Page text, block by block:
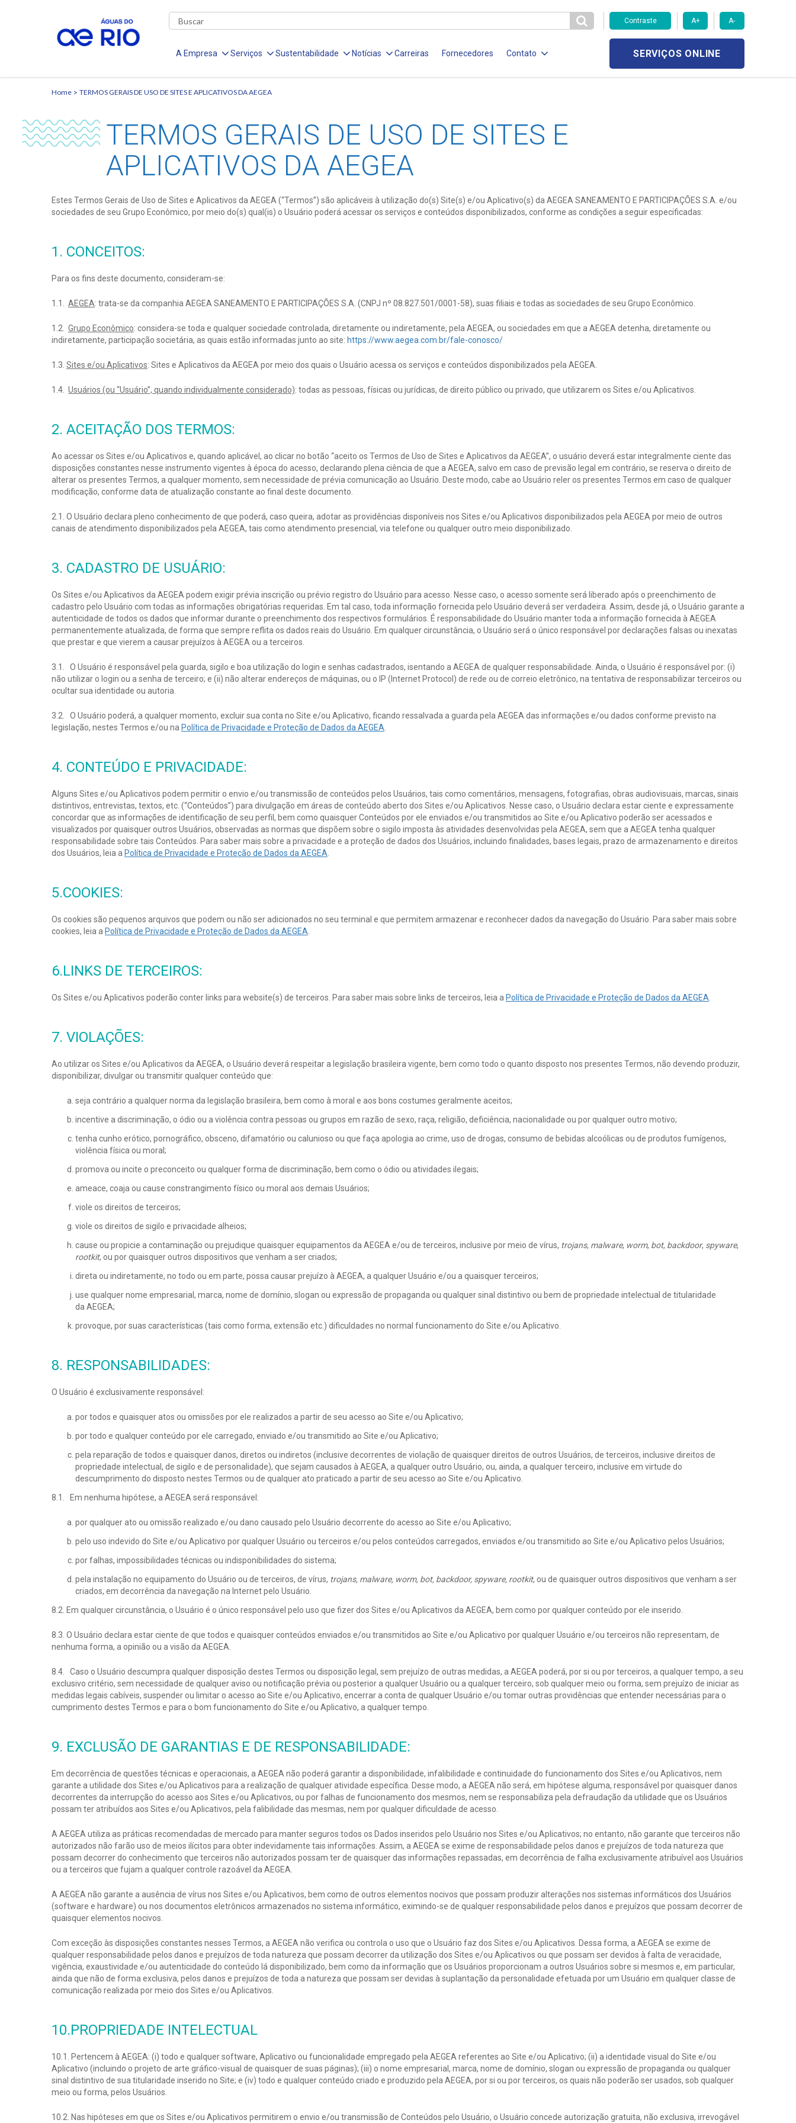
Contraste A+ A-
A Empresa Serviços Sustentabilidade Notícias Carreiras Fornecedores Contato SERVIÇOS ONLINE
Home TERMOS GERAIS DE USO DE SITES E APLICATIVOS DA AEGEA
TERMOS GERAIS DE USO DE SITES E
APLICATIVOS DA AEGEA
Estes Termos Gerais de Uso de Sites e Aplicativos da AEGEA (“Termos”) são aplicáveis à utilização do(s) Site(s) e/ou Aplicativo(s) da AEGEA SANEAMENTO E PARTICIPAÇÕES S.A. e/ou
sociedades de seu Grupo Econômico, por meio do(s) qual(is) o Usuário poderá acessar os serviços e conteúdos disponibilizados, conforme as condições a seguir especificadas:
1. CONCEITOS:
Para os fins deste documento, consideram-se:
1.1. AEGEA: trata-se da companhia AEGEA SANEAMENTO E PARTICIPAÇÕES S.A. (CNPJ nº 08.827.501/0001-58), suas filiais e todas as sociedades de seu Grupo Econômico.
1.2. Grupo Econômico: considera-se toda e qualquer sociedade controlada, diretamente ou indiretamente, pela AEGEA, ou sociedades em que a AEGEA detenha, diretamente ou
indiretamente, participação societária, as quais estão informadas junto ao site: https://www.aegea.com.br/fale-conosco/
1.3. Sites e/ou Aplicativos: Sites e Aplicativos da AEGEA por meio dos quais o Usuário acessa os serviços e conteúdos disponibilizados pela AEGEA.
1.4. Usuários (ou “Usuário”, quando individualmente considerado): todas as pessoas, físicas ou jurídicas, de direito público ou privado, que utilizarem os Sites e/ou Aplicativos.
2. ACEITAÇÃO DOS TERMOS:
Ao acessar os Sites e/ou Aplicativos e, quando aplicável, ao clicar no botão “aceito os Termos de Uso de Sites e Aplicativos da AEGEA”, o usuário deverá estar integralmente ciente das
disposições constantes nesse instrumento vigentes à época do acesso, declarando plena ciência de que a AEGEA, salvo em caso de previsão legal em contrário, se reserva o direito de
alterar os presentes Termos, a qualquer momento, sem necessidade de prévia comunicação ao Usuário. Deste modo, cabe ao Usuário reler os presentes Termos em caso de qualquer
modificação, conforme data de atualização constante ao final deste documento.
2.1. O Usuário declara pleno conhecimento de que poderá, caso queira, adotar as providências disponíveis nos Sites e/ou Aplicativos disponibilizados pela AEGEA por meio de outros
canais de atendimento disponibilizados pela AEGEA, tais como atendimento presencial, via telefone ou qualquer outro meio disponibilizado.
3. CADASTRO DE USUÁRIO:
Os Sites e/ou Aplicativos da AEGEA podem exigir prévia inscrição ou prévio registro do Usuário para acesso. Nesse caso, o acesso somente será liberado após o preenchimento de
cadastro pelo Usuário com todas as informações obrigatórias requeridas. Em tal caso, toda informação fornecida pelo Usuário deverá ser verdadeira. Assim, desde já, o Usuário garante a
autenticidade de todos os dados que informar durante o preenchimento dos respectivos formulários. É responsabilidade do Usuário manter toda a informação fornecida à AEGEA
permanentemente atualizada, de forma que sempre reflita os dados reais do Usuário. Em qualquer circunstância, o Usuário será o único responsável por declarações falsas ou inexatas
que prestar e que vierem a causar prejuízos à AEGEA ou a terceiros.
3.1. O Usuário é responsável pela guarda, sigilo e boa utilização do login e senhas cadastrados, isentando a AEGEA de qualquer responsabilidade. Ainda, o Usuário é responsável por: (i)
não utilizar o login ou a senha de terceiro; e (ii) não alterar endereços de máquinas, ou o IP (Internet Protocol) de rede ou de correio eletrônico, na tentativa de responsabilizar terceiros ou
ocultar sua identidade ou autoria.
3.2. O Usuário poderá, a qualquer momento, excluir sua conta no Site e/ou Aplicativo, ficando ressalvada a guarda pela AEGEA das informações e/ou dados conforme previsto na
legislação, nestes Termos e/ou na Política de Privacidade e Proteção de Dados da AEGEA
4. CONTEÚDO E PRIVACIDADE:
Alguns Sites e/ou Aplicativos podem permitir o envio e/ou transmissão de conteúdos pelos Usuários, tais como comentários, mensagens, fotografias, obras audiovisuais, marcas, sinais
distintivos, entrevistas, textos, etc. (“Conteúdos”) para divulgação em áreas de conteúdo aberto dos Sites e/ou Aplicativos. Nesse caso, o Usuário declara estar ciente e expressamente
concordar que as informações de identificação de seu perfil, bem como quaisquer Conteúdos por ele enviados e/ou transmitidos ao Site e/ou Aplicativo poderão ser acessados e
visualizados por quaisquer outros Usuários, observadas as normas que dispõem sobre o sigilo imposta às atividades desenvolvidas pela AEGEA, sem que a AEGEA tenha qualquer
responsabilidade sobre tais Conteúdos. Para saber mais sobre a privacidade e a proteção de dados dos Usuários, incluindo finalidades, bases legais, prazo de armazenamento e direitos
dos Usuários, leia a Política de Privacidade e Proteção de Dados da AEGEA
5.COOKIES:
Os cookies são pequenos arquivos que podem ou não ser adicionados no seu terminal e que permitem armazenar e reconhecer dados da navegação do Usuário. Para saber mais sobre
cookies, leia a Política de Privacidade e Proteção de Dados da AEGEA
6.LINKS DE TERCEIROS:
Os Sites e/ou Aplicativos poderão conter links para website(s) de terceiros. Para saber mais sobre links de terceiros, leia a Política de Privacidade e Proteção de Dados da AEGEA
7. VIOLAÇÕES:
Ao utilizar os Sites e/ou Aplicativos da AEGEA, o Usuário deverá respeitar a legislação brasileira vigente, bem como todo o quanto disposto nos presentes Termos, não devendo produzir,
disponibilizar, divulgar ou transmitir qualquer conteúdo que:
seja contrário a qualquer norma da legislação brasileira, bem como à moral e aos bons costumes geralmente aceitos;
incentive a discriminação, o ódio ou a violência contra pessoas ou grupos em razão de sexo, raça, religião, deficiência, nacionalidade ou por qualquer outro motivo;
tenha cunho erótico, pornográfico, obsceno, difamatório ou calunioso ou que faça apologia ao crime, uso de drogas, consumo de bebidas alcoólicas ou de produtos fumígenos,
violência física ou moral;
promova ou incite o preconceito ou qualquer forma de discriminação, bem como o ódio ou atividades ilegais;
ameace, coaja ou cause constrangimento físico ou moral aos demais Usuários;
viole os direitos de terceiros;
viole os direitos de sigilo e privacidade alheios;
cause ou propicie a contaminação ou prejudique quaisquer equipamentos da AEGEA e/ou de terceiros, inclusive por meio de vírus, trojans, malware, worm, bot, backdoor, spyware,
rootkit, ou por quaisquer outros dispositivos que venham a ser criados;
direta ou indiretamente, no todo ou em parte, possa causar prejuízo à AEGEA, a qualquer Usuário e/ou a quaisquer terceiros;
use qualquer nome empresarial, marca, nome de domínio, slogan ou expressão de propaganda ou qualquer sinal distintivo ou bem de propriedade intelectual de titularidade
da AEGEA;
provoque, por suas características (tais como forma, extensão etc.) dificuldades no normal funcionamento do Site e/ou Aplicativo.
8. RESPONSABILIDADES:
O Usuário é exclusivamente responsável:
por todos e quaisquer atos ou omissões por ele realizados a partir de seu acesso ao Site e/ou Aplicativo;
por todo e qualquer conteúdo por ele carregado, enviado e/ou transmitido ao Site e/ou Aplicativo;
pela reparação de todos e quaisquer danos, diretos ou indiretos (inclusive decorrentes de violação de quaisquer direitos de outros Usuários, de terceiros, inclusive direitos de
propriedade intelectual, de sigilo e de personalidade), que sejam causados à AEGEA, a qualquer outro Usuário, ou, ainda, a qualquer terceiro, inclusive em virtude do
descumprimento do disposto nestes Termos ou de qualquer ato praticado a partir de seu acesso ao Site e/ou Aplicativo.
8.1. Em nenhuma hipótese, a AEGEA será responsável:
por qualquer ato ou omissão realizado e/ou dano causado pelo Usuário decorrente do acesso ao Site e/ou Aplicativo;
pelo uso indevido do Site e/ou Aplicativo por qualquer Usuário ou terceiros e/ou pelos conteúdos carregados, enviados e/ou transmitido ao Site e/ou Aplicativo pelos Usuários;
por falhas, impossibilidades técnicas ou indisponibilidades do sistema;
pela instalação no equipamento do Usuário ou de terceiros, de vírus, trojans, malware, worm, bot, backdoor, spyware, rootkit, ou de quaisquer outros dispositivos que venham a ser
criados, em decorrência da navegação na Internet pelo Usuário.
8.2. Em qualquer circunstância, o Usuário é o único responsável pelo uso que fizer dos Sites e/ou Aplicativos da AEGEA, bem como por qualquer conteúdo por ele inserido.
8.3. O Usuário declara estar ciente de que todos e quaisquer conteúdos enviados e/ou transmitidos ao Site e/ou Aplicativo por qualquer Usuário e/ou terceiros não representam, de
nenhuma forma, a opinião ou a visão da AEGEA.
8.4. Caso o Usuário descumpra qualquer disposição destes Termos ou disposição legal, sem prejuízo de outras medidas, a AEGEA poderá, por si ou por terceiros, a qualquer tempo, a seu
exclusivo critério, sem necessidade de qualquer aviso ou notificação prévia ou posterior a qualquer Usuário ou a qualquer terceiro, sob qualquer meio ou forma, sem prejuízo de iniciar as
medidas legais cabíveis, suspender ou limitar o acesso ao Site e/ou Aplicativo, encerrar a conta de qualquer Usuário e/ou tomar outras providências que entender necessárias para o
cumprimento destes Termos e para o bom funcionamento do Site e/ou Aplicativo, a qualquer tempo.
9. EXCLUSÃO DE GARANTIAS E DE RESPONSABILIDADE:
Em decorrência de questões técnicas e operacionais, a AEGEA não poderá garantir a disponibilidade, infalibilidade e continuidade do funcionamento dos Sites e/ou Aplicativos, nem
garante a utilidade dos Sites e/ou Aplicativos para a realização de qualquer atividade específica. Desse modo, a AEGEA não será, em hipótese alguma, responsável por quaisquer danos
decorrentes da interrupção do acesso aos Sites e/ou Aplicativos, ou por falhas de funcionamento dos mesmos, nem se responsabiliza pela defraudação da utilidade que os Usuários
possam ter atribuídos aos Sites e/ou Aplicativos, pela falibilidade das mesmas, nem por qualquer dificuldade de acesso.
A AEGEA utiliza as práticas recomendadas de mercado para manter seguros todos os Dados inseridos pelo Usuário nos Sites e/ou Aplicativos; no entanto, não garante que terceiros não
autorizados não farão uso de meios ilícitos para obter indevidamente tais informações. Assim, a AEGEA se exime de responsabilidade pelos danos e prejuízos de toda natureza que
possam decorrer do conhecimento que terceiros não autorizados possam ter de quaisquer das informações repassadas, em decorrência de falha exclusivamente atribuível aos Usuários
ou a terceiros que fujam a qualquer controle razoável da AEGEA.
A AEGEA não garante a ausência de vírus nos Sites e/ou Aplicativos, bem como de outros elementos nocivos que possam produzir alterações nos sistemas informáticos dos Usuários
(software e hardware) ou nos documentos eletrônicos armazenados no sistema informático, eximindo-se de qualquer responsabilidade pelos danos e prejuízos que possam decorrer de
quaisquer elementos nocivos.
Com exceção às disposições constantes nesses Termos, a AEGEA não verifica ou controla o uso que o Usuário faz dos Sites e/ou Aplicativos. Dessa forma, a AEGEA se exime de
qualquer responsabilidade pelos danos e prejuízos de toda natureza que possam decorrer da utilização dos Sites e/ou Aplicativos ou que possam ser devidos à falta de veracidade,
vigência, exaustividade e/ou autenticidade do conteúdo lá disponibilizado, bem como da informação que os Usuários proporcionam a outros Usuários sobre si mesmos e, em particular,
ainda que não de forma exclusiva, pelos danos e prejuízos de toda a natureza que possam ser devidas à suplantação da personalidade efetuada por um Usuário em qualquer classe de
comunicação realizada por meio dos Sites e/ou Aplicativos.
10.PROPRIEDADE INTELECTUAL
10.1. Pertencem à AEGEA: (i) todo e qualquer software, Aplicativo ou funcionalidade empregado pela AEGEA referentes ao Site e/ou Aplicativo; (ii) a identidade visual do Site e/ou
Aplicativo (incluindo o projeto de arte gráfico-visual de quaisquer de suas páginas); (iii) o nome empresarial, marca, nome de domínio, slogan ou expressão de propaganda ou qualquer
sinal distintivo de sua titularidade inserido no Site; e (iv) todo e qualquer conteúdo criado e produzido pela AEGEA, por si ou por terceiros, os quais não poderão ser usados, sob qualquer
meio ou forma, pelos Usuários.
10.2. Nas hipóteses em que os Sites e/ou Aplicativos permitirem o envio e/ou transmissão de Conteúdos pelo Usuário, o Usuário concede autorização gratuita, não exclusiva, irrevogável